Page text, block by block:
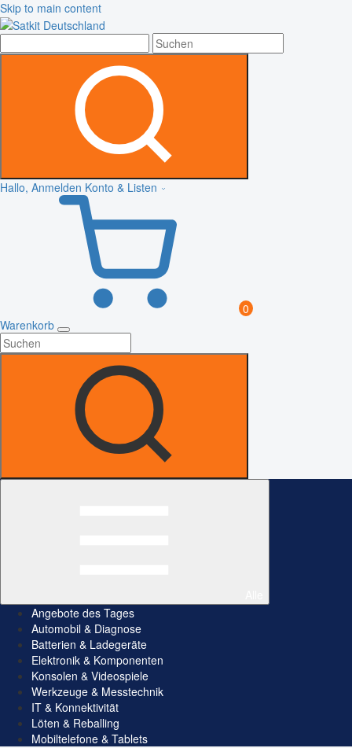
Skip to main content
Hallo, Anmelden Konto & Listen
0
Warenkorb
Angebote des Tages
Automobil & Diagnose
Batterien & Ladegeräte
Elektronik & Komponenten
Konsolen & Videospiele
Werkzeuge & Messtechnik
IT & Konnektivität
Löten & Reballing
Mobiltelefone & Tablets